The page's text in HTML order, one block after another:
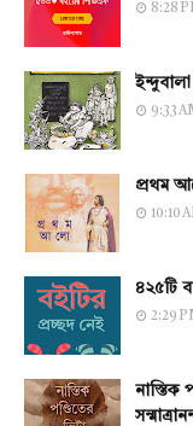
8:28
9:33
প্রথম
10:10
৪২৫টি
2:29
নাস্তিক